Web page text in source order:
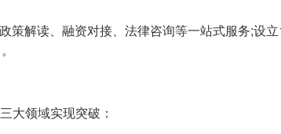
策解读、融资对接、法律咨询等一站式服务;设
大领域实现突破：